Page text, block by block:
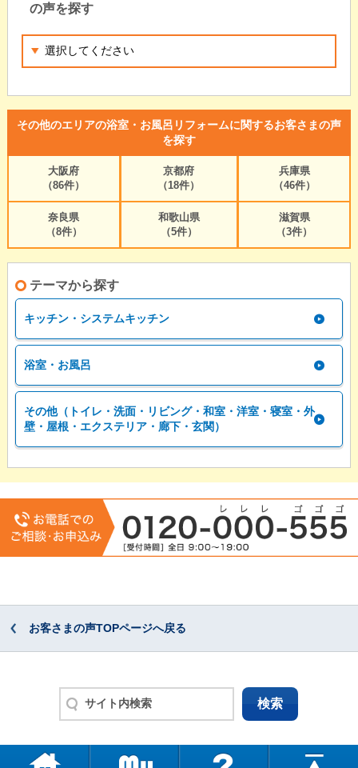
の声を探す
その他のエリアの浴室・お風呂リフォームに関するお客さまの声
を探す
大阪府
（86件）
京都府
（18件）
兵庫県
（46件）
奈良県
（8件）
和歌山県
（5件）
滋賀県
（3件）
テーマから探す
キッチン・システムキッチン
浴室・お風呂
その他（トイレ・洗面・リビング・和室・洋室・寝室・外
壁・屋根・エクステリア・廊下・玄関）
お客さまの声TOPページへ戻る